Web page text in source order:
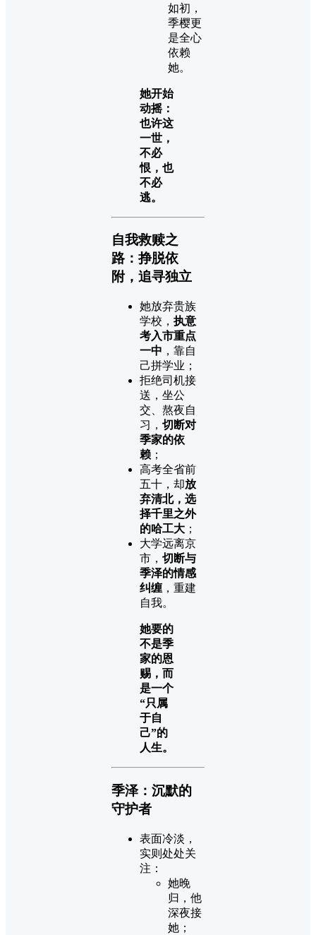
如初，
季樱更
是全心
依赖
她。
她开始
动摇：
也许这
一世，
不必
恨，也
不必
逃。
自我救赎之
路：挣脱依
附，追寻独立
她放弃贵族
学校， 执意
考入市重点
一中 ，靠自
己拼学业；
拒绝司机接
送，坐公
交、熬夜自
习， 切断对
季家的依
赖 ；
高考全省前
五十，却放
弃清北，选
择千里之外
的哈工大 ；
大学远离京
市， 切断与
季泽的情感
纠缠 ，重建
自我。
她要的
不是季
家的恩
赐，而
是一个
“只属
于自
己”的
人生。
季泽：沉默的
守护者
表面冷淡，
实则处处关
注：
她晚
归，他
深夜接
她；